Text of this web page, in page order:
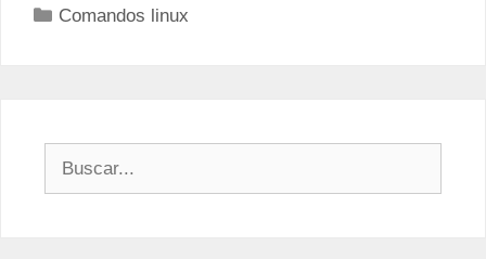
Categorías
Comandos linux